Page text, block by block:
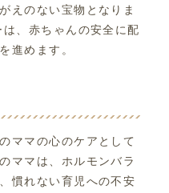
えのない宝物となりま
、赤ちゃんの安全に配
進めます。
ママの心のケアとして
ママは、ホルモンバラ
慣れない育児への不安